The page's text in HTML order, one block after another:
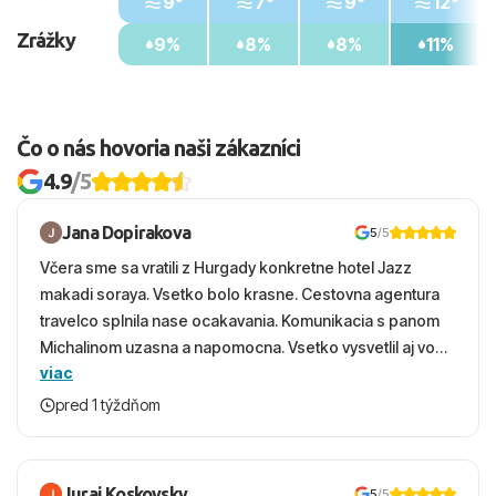
Zrážky
9%
8%
8%
11%
Čo o nás hovoria naši zákazníci
4.9/5
Jana Dopirakova 5/5
Včera sme sa vratili z Hurgady konkretne hotel Jazz
makadi soraya. Vsetko bolo krasne. Cestovna agentura
travelco splnila nase ocakavania. Komunikacia s panom
Michalinom uzasna a napomocna. Vsetko vysvetlil aj vo
vecernych hodinach zaco sa ospravedlnujem. Hotel
krasny, cisty. Sluzby top. Strava, prostredie, more,
viac
pred 1 týždňom